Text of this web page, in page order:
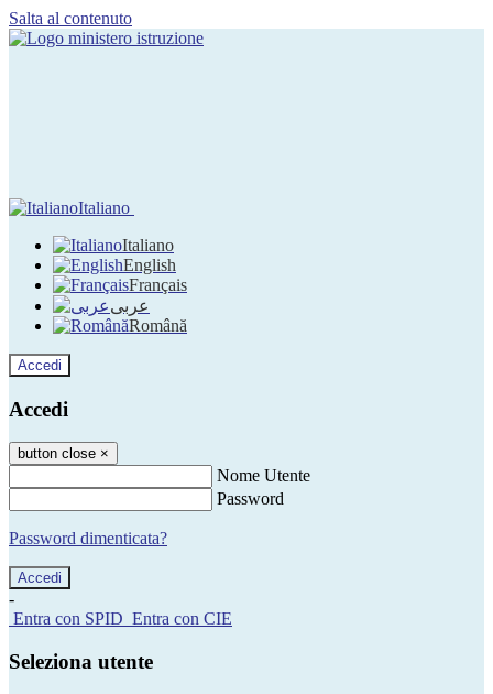
Salta al contenuto
Italiano
Italiano
English
Français
عربى
Română
Accedi
Accedi
button close ×
Nome Utente
Password
Password dimenticata?
-
Entra con SPID Entra con CIE
Seleziona utente